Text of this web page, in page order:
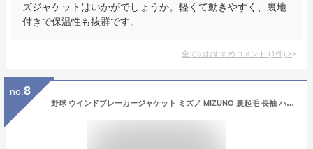
ズジャケットはいかがでしょうか。軽くて動きやすく、裏地
付きで保温性も抜群です。
全てのおすすめコメント (1件) >
no. 8
野球 ウインドブレーカージャケット ミズノ MIZUNO 裏起毛 長袖 ハーフジップ プルオーバー 冬用 防寒 防風 撥水 ウェア 秋冬 大人 メンズ レディース 男女兼用 軽 保温 トレーニング スポーツ アウター 大きいサイズ シャカシャカ 12JE9V49 【365日あす楽対応】